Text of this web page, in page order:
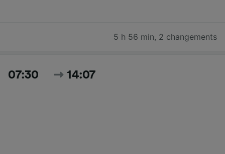
5 h 56 min, 2 changements
07:30 14:07